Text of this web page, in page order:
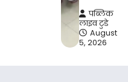
पब्लिक
लाइव टुडे
August
5, 2026